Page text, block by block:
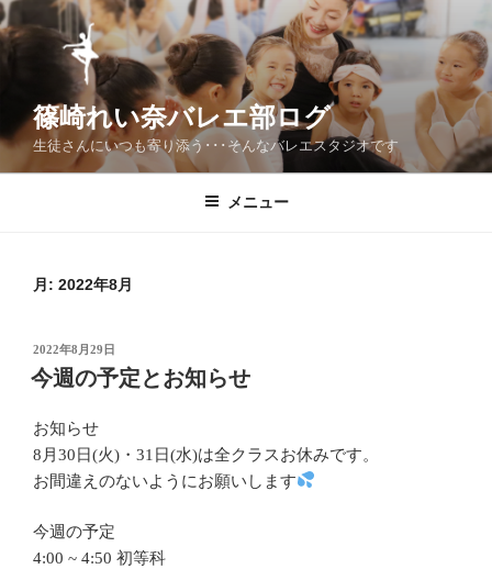
コ
ン
テ
へ
ス
篠崎れい奈バレエ部ログ
生徒さんにいつも寄り添う･･･そんなバレエスタジオです
メニュー
月: 2022年8月
投
稿
日:
2022年8月29日
今週の予定とお知らせ
お知らせ
8月30日(火)・31日(水)は全クラスお休みです。
お間違えのないようにお願いします
今週の予定
4:00 ~ 4:50 初等科